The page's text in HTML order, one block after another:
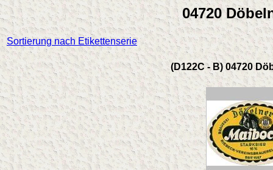
04720
Sortierung nach Etikettenserie
(D122C - B) 04720